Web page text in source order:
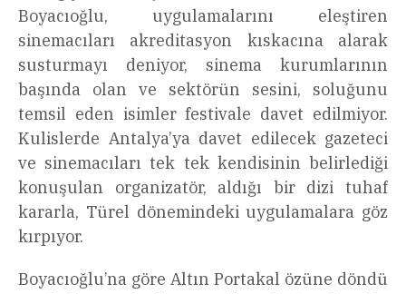
Boyacıoğlu, uygulamalarını eleştiren
sinemacıları akreditasyon kıskacına alarak
susturmayı deniyor, sinema kurumlarının
başında olan ve sektörün sesini, soluğunu
temsil eden isimler festivale davet edilmiyor.
Kulislerde Antalya’ya davet edilecek gazeteci
ve sinemacıları tek tek kendisinin belirlediği
konuşulan organizatör, aldığı bir dizi tuhaf
kararla, Türel dönemindeki uygulamalara göz
kırpıyor.
Boyacıoğlu’na göre Altın Portakal özüne döndü